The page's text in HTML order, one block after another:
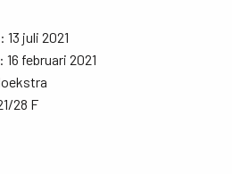
juli 2021
februari 2021
28 F